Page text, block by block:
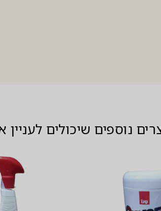
נוספים שיכולים